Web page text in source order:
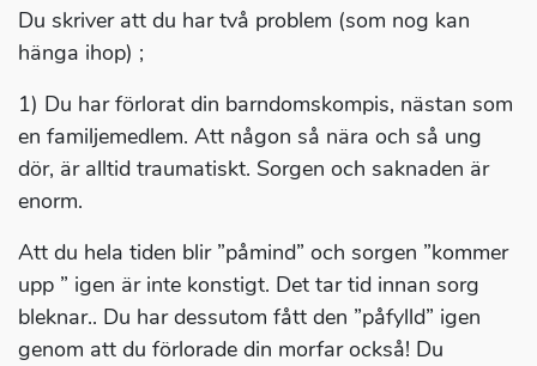
Du skriver att du har två problem (som nog kan
hänga ihop) ;
1) Du har förlorat din barndomskompis, nästan som
en familjemedlem. Att någon så nära och så ung
dör, är alltid traumatiskt. Sorgen och saknaden är
enorm.
Att du hela tiden blir ”påmind” och sorgen ”kommer
upp ” igen är inte konstigt. Det tar tid innan sorg
bleknar.. Du har dessutom fått den ”påfylld” igen
genom att du förlorade din morfar också! Du